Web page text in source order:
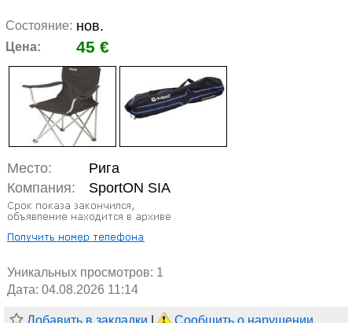
Состояние: нов.
Цена: 45 €
Место:
Рига
Компания:
SportON SIA
Уникальных просмотров: 1
Дата: 04.08.2026 11:14
Добавить в закладки Сообщить о нарушении